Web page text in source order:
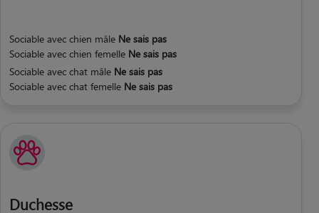
Sociable avec chien mâle Ne sais pas
Sociable avec chien femelle Ne sais pas
Sociable avec chat mâle Ne sais pas
Sociable avec chat femelle Ne sais pas
Duchesse